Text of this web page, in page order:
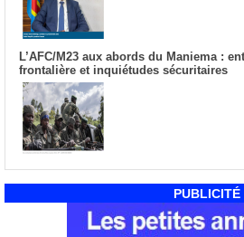
L’AFC/M23 aux abords du Maniema :
frontalière et inquiétudes sécuritaires
PUBLICITÉ